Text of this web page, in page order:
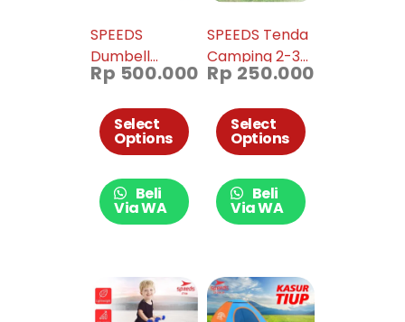
SPEEDS
Dumbell
Barbel Set Max
Dumble Alat
Fitness 2 Pcs
Rp 500.000
Select
Options
Beli
Via WA
SPEEDS Tenda
Camping 2-3
Orang
Dengan Alas
Anti Air 018-11
Rp 250.000
Select
Options
Beli
Via WA